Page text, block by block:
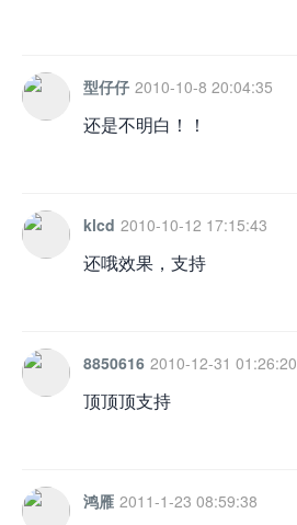
型仔仔 2010-10-8 20:04:35
还是不明白！！
klcd 2010-10-12 17:15:43
还哦效果，支持
8850616 2010-12-31 01:26:20
顶顶顶支持
鸿雁 2011-1-23 08:59:38